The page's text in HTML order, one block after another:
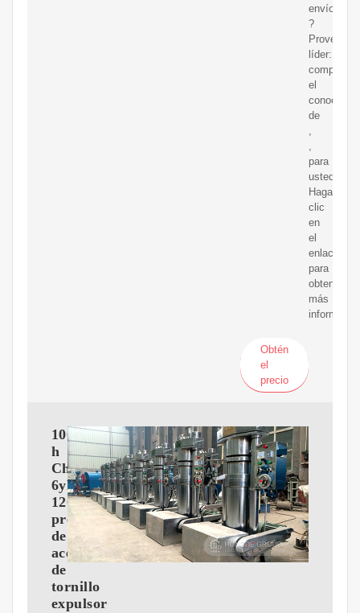
envío
?
Proveedor
líder:
compartirá
el
de
para
usted.
Haga
clic
en
el
enlace
para
obtener
más
Obtén
el
precio
100kg
h
China
6yl-
120
prensa
de
aceite
de
tornillo
expulsor